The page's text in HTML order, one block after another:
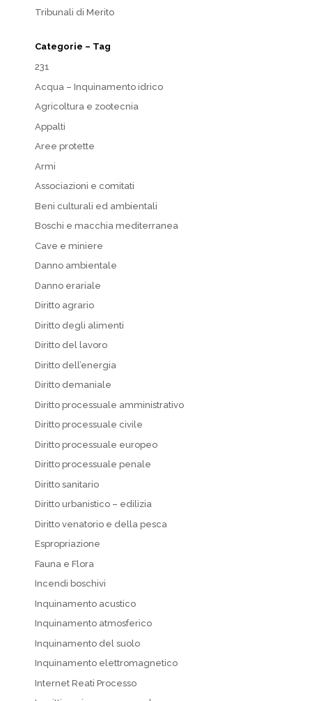
Tribunali di Merito
Categorie – Tag
231
Acqua – Inquinamento idrico
Agricoltura e zootecnia
Appalti
Aree protette
Armi
Associazioni e comitati
Beni culturali ed ambientali
Boschi e macchia mediterranea
Cave e miniere
Danno ambientale
Danno erariale
Diritto agrario
Diritto degli alimenti
Diritto del lavoro
Diritto dell’energia
Diritto demaniale
Diritto processuale amministrativo
Diritto processuale civile
Diritto processuale europeo
Diritto processuale penale
Diritto sanitario
Diritto urbanistico – edilizia
Diritto venatorio e della pesca
Espropriazione
Fauna e Flora
Incendi boschivi
Inquinamento acustico
Inquinamento atmosferico
Inquinamento del suolo
Inquinamento elettromagnetico
Internet Reati Processo